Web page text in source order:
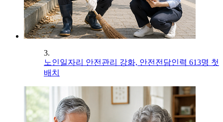
3.
노인일자리 안전관리 강화, 안전전담인력 613명 첫
배치